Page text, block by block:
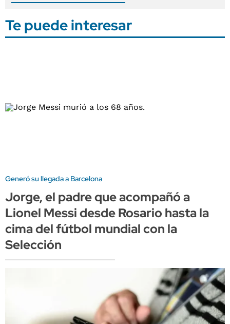
Te puede interesar
Generó su llegada a Barcelona
Jorge, el padre que acompañó a
Lionel Messi desde Rosario hasta la
cima del fútbol mundial con la
Selección